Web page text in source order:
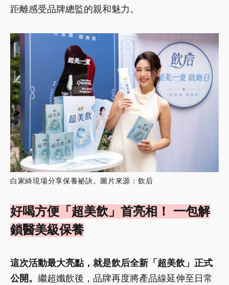
距離感受品牌總監的親和魅力。
白家綺現場分享保養祕訣。圖片來源：飲后
好喝方便「超美飲」首亮相！ 一包解
鎖醫美級保養
這次活動最大亮點，就是飲后全新「超美飲」正式
公開。 繼超孅飲後，品牌再度將產品線延伸至日常